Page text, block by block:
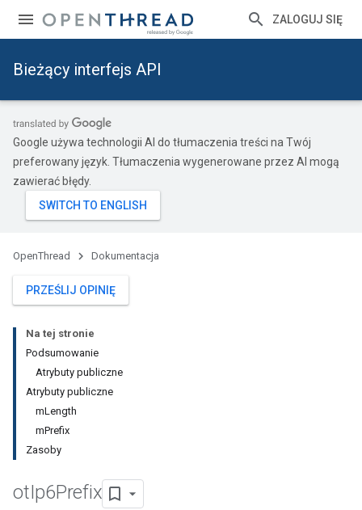
ZALOGUJ SIĘ
Bieżący interfejs API
Google używa technologii AI do tłumaczenia treści na Twój
preferowany język. Tłumaczenia wygenerowane przez AI mogą
zawierać błędy.
OpenThread Dokumentacja
PRZEŚLIJ OPINIĘ
Na tej stronie
Podsumowanie
Atrybuty publiczne
Atrybuty publiczne
mLength
mPrefix
Zasoby
otIp6Prefix